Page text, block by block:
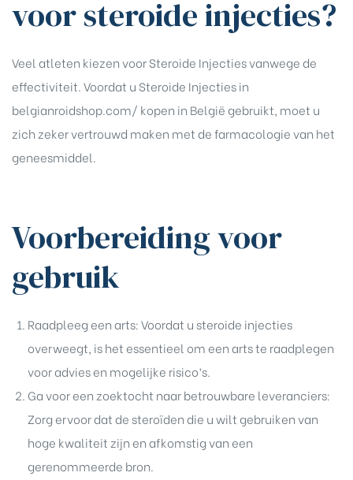
voor steroide injecties?
Veel atleten kiezen voor Steroide Injecties vanwege de
effectiviteit. Voordat u Steroide Injecties in
belgianroidshop.com/ kopen in België gebruikt, moet u
zich zeker vertrouwd maken met de farmacologie van het
geneesmiddel.
Voorbereiding voor
gebruik
Raadpleeg een arts: Voordat u steroide injecties
overweegt, is het essentieel om een arts te raadplegen
voor advies en mogelijke risico’s.
Ga voor een zoektocht naar betrouwbare leveranciers:
Zorg ervoor dat de steroïden die u wilt gebruiken van
hoge kwaliteit zijn en afkomstig van een
gerenommeerde bron.